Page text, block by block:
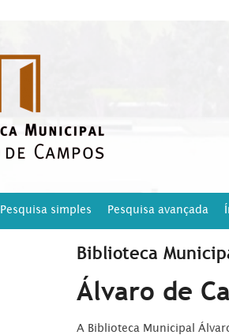
Pesquisa simples Pesquisa avançada
Biblioteca
Álvaro de
A Biblioteca Municipal